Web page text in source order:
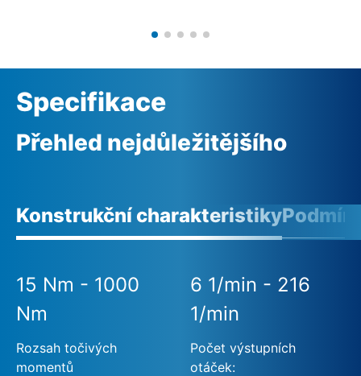
Specifikace
Přehled nejdůležitějšího
Konstrukční charakteristiky
15 Nm - 1000
Nm
Rozsah točivých
momentů
6 1/min - 216
1/min
Počet výstupních
otáček: